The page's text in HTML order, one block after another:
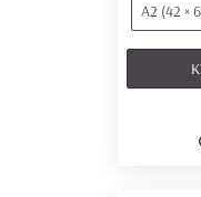
А2 (42 ×